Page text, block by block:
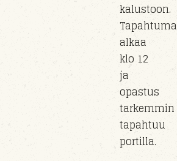
kalustoon.
Tapahtuma
alkaa
klo 12
ja
opastus
tarkemmin
tapahtuu
portilla.